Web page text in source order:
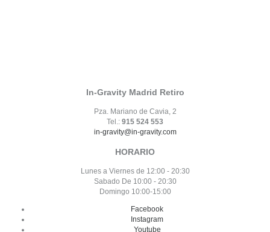
In-Gravity Madrid Retiro
Pza. Mariano de Cavia, 2
Tel.: 915 524 553
in-gravity@in-gravity.com
HORARIO
Lunes a Viernes de 12:00 - 20:30
Sabado De 10:00 - 20:30
Domingo 10:00-15:00
Facebook
Instagram
Youtube